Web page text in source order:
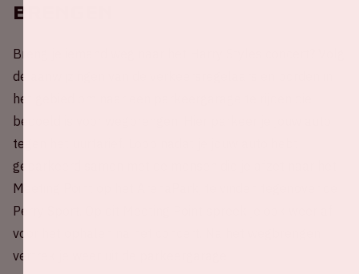
Brengen
Breng je iemand weg naar het Harry Styles concert? Volg
de aanwijzingen van de verkeersregelaars en borden in
het gebied om naar een parkeergarage te rijden die
bedoeld is voor wegbrengen. Hier parkeer je jouw auto
tegen het uurtarief. Loop nadat je jouw auto hebt
geparkeerd samen met de mensen die je afzet naar het
Meeting Point op het ArenaPark, te vinden tegenover de
Perry Sport. Op dit Meeting Point spreek je ook weer af
voor het ophalen na het concert. Na het wegbrengen
vertrek je weer uit de parkeergarage.